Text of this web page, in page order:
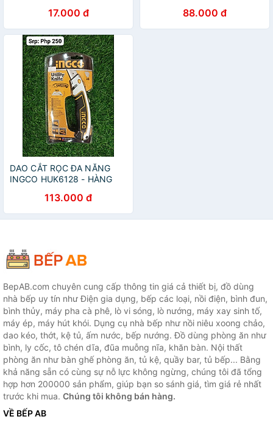
17.000 đ 88.000 đ
DAO CẮT RỌC ĐA NĂNG
INGCO HUK6128 - HÀNG
113.000 đ
BepAB.com chuyên cung cấp thông tin giá cả thiết bị, đồ dùng
nhà bếp uy tín như Điện gia dụng, bếp các loại, nồi điện, bình đun,
bình thủy, máy pha cà phê, lò vi sóng, lò nướng, máy xay sinh tố,
máy ép, máy hút khói. Dụng cụ nhà bếp như nồi niêu xoong chảo,
dao kéo, thớt, kệ tủ, ấm nước, bếp nướng. Đồ dùng phòng ăn như
bình, ly cốc, tô chén dĩa, đũa muỗng nĩa, khăn bàn. Nội thất
phòng ăn như bàn ghế phòng ăn, tủ kệ, quầy bar, tủ bếp... Bằng
khả năng sẵn có cùng sự nỗ lực không ngừng, chúng tôi đã tổng
hợp hơn 200000 sản phẩm, giúp bạn so sánh giá, tìm giá rẻ nhất
trước khi mua. Chúng tôi không bán hàng.
VỀ BẾP AB